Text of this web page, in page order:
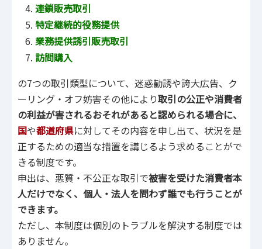
連鎖販売取引
特定継続的役務提供
業務提供誘引販売取引
訪問購入
の7つの取引類型について、迷惑勧誘や誇大広告、ク
ーリング・オフ妨害その他により取引の公正や消費者
の利益が害されるおそれがあると認められる場合に、
国や都道府県に対してその内容を申し出て、状況を是
正するための適当な措置を講じるよう求めることがで
きる制度です。
申出は、悪質・不公正な取引で被害を受けた消費者本
人だけでなく、個人・法人を問わず誰でも行うことが
できます。
ただし、本制度は個別のトラブルを解決する制度では
ありません。